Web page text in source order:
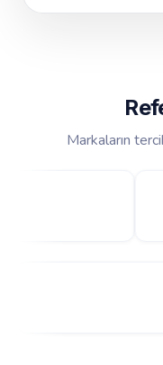
Markaların